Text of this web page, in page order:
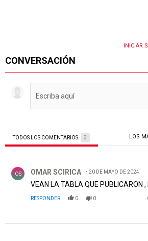
CONVERSACIÓN
INICIAR
TODOS LOS COMENTARIOS 3 LOS
OS OMAR SCIRICA 20 DE MAYO DE 2024
VEAN LA TABLA QUE PUBLICARON
RESPONDER 0 0